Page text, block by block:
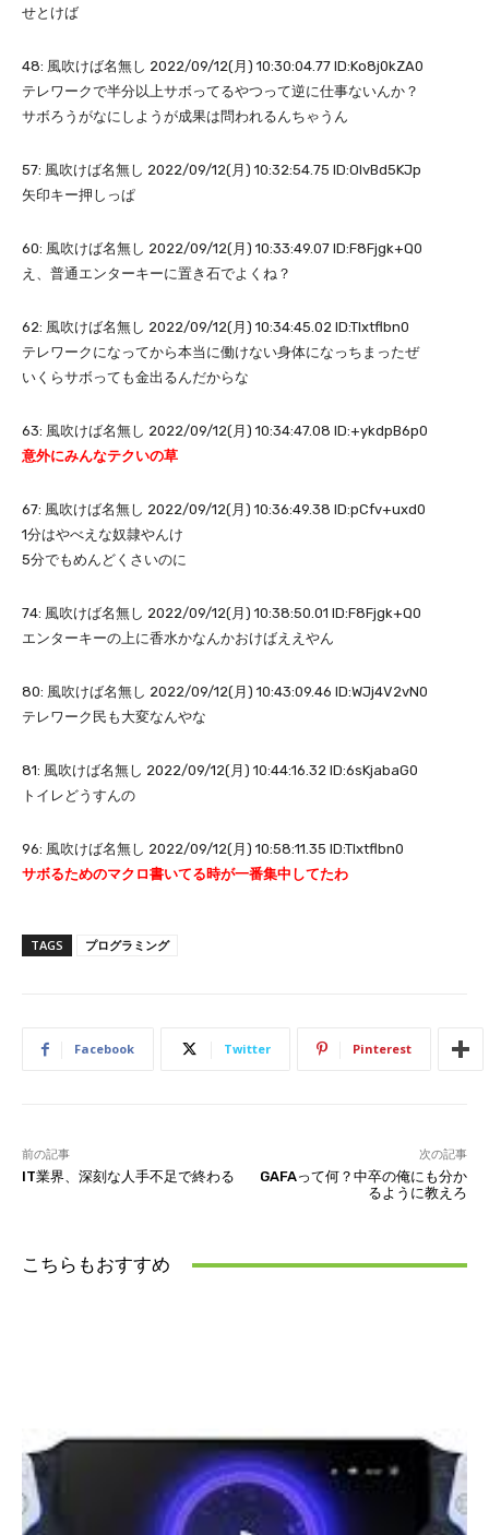
せとけば
48: 風吹けば名無し 2022/09/12(月) 10:30:04.77 ID:Ko8j0kZA0
テレワークで半分以上サボってるやつって逆に仕事ないんか？
サボろうがなにしようが成果は問われるんちゃうん
57: 風吹けば名無し 2022/09/12(月) 10:32:54.75 ID:OIvBd5KJp
矢印キー押しっぱ
60: 風吹けば名無し 2022/09/12(月) 10:33:49.07 ID:F8Fjgk+Q0
え、普通エンターキーに置き石でよくね？
62: 風吹けば名無し 2022/09/12(月) 10:34:45.02 ID:Tlxtflbn0
テレワークになってから本当に働けない身体になっちまったぜ
いくらサボっても金出るんだからな
63: 風吹けば名無し 2022/09/12(月) 10:34:47.08 ID:+ykdpB6p0
意外にみんなテクいの草
67: 風吹けば名無し 2022/09/12(月) 10:36:49.38 ID:pCfv+uxd0
1分はやべえな奴隷やんけ
5分でもめんどくさいのに
74: 風吹けば名無し 2022/09/12(月) 10:38:50.01 ID:F8Fjgk+Q0
エンターキーの上に香水かなんかおけばええやん
80: 風吹けば名無し 2022/09/12(月) 10:43:09.46 ID:WJj4V2vN0
テレワーク民も大変なんやな
81: 風吹けば名無し 2022/09/12(月) 10:44:16.32 ID:6sKjabaG0
トイレどうすんの
96: 風吹けば名無し 2022/09/12(月) 10:58:11.35 ID:Tlxtflbn0
サボるためのマクロ書いてる時が一番集中してたわ
TAGS プログラミング
Facebook Twitter Pinterest
前の記事
IT業界、深刻な人手不足で終わる
次の記事
GAFAって何？中卒の俺にも分か
るように教えろ
こちらもおすすめ